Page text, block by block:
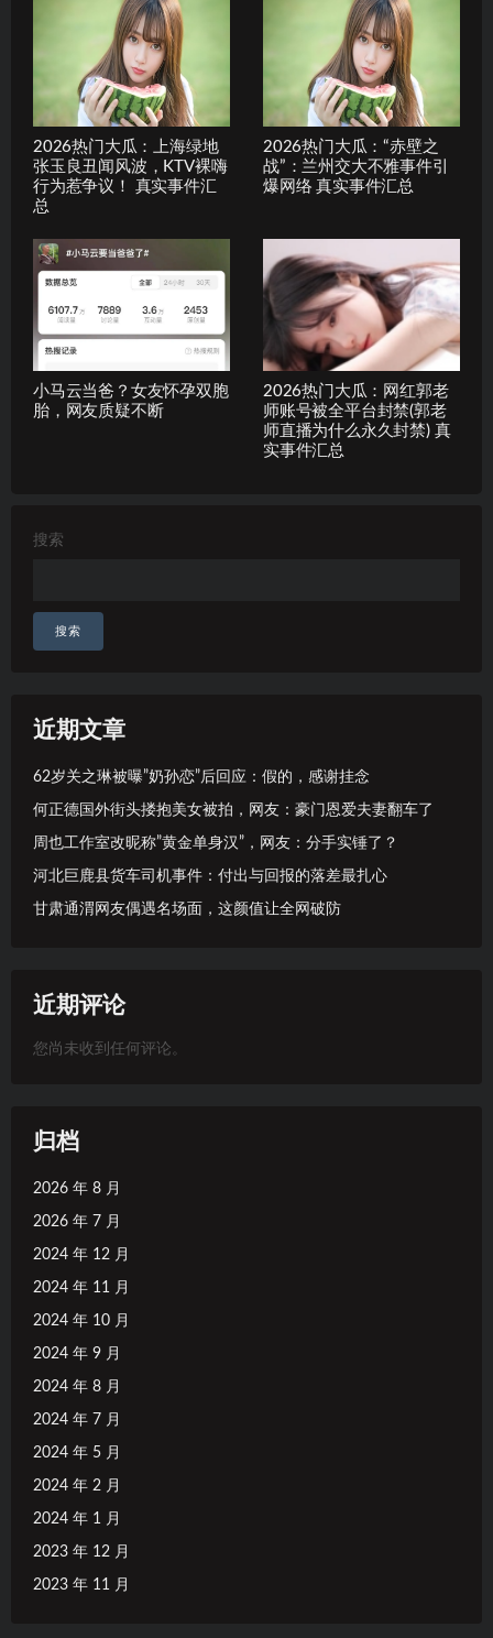
2026热门大瓜：上海绿地
张玉良丑闻风波，KTV裸嗨
行为惹争议！ 真实事件汇
总
2026热门大瓜：“赤壁之
战”：兰州交大不雅事件引
爆网络 真实事件汇总
小马云当爸？女友怀孕双胞
胎，网友质疑不断
2026热门大瓜：网红郭老
师账号被全平台封禁(郭老
师直播为什么永久封禁) 真
实事件汇总
搜索
搜索
近期文章
62岁关之琳被曝”奶孙恋”后回应：假的，感谢挂念
何正德国外街头搂抱美女被拍，网友：豪门恩爱夫妻翻车了
周也工作室改昵称”黄金单身汉”，网友：分手实锤了？
河北巨鹿县货车司机事件：付出与回报的落差最扎心
甘肃通渭网友偶遇名场面，这颜值让全网破防
近期评论
您尚未收到任何评论。
归档
2026 年 8 月
2026 年 7 月
2024 年 12 月
2024 年 11 月
2024 年 10 月
2024 年 9 月
2024 年 8 月
2024 年 7 月
2024 年 5 月
2024 年 2 月
2024 年 1 月
2023 年 12 月
2023 年 11 月